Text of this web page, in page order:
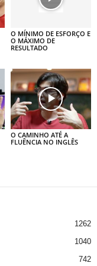
O MÍNIMO DE ESFORÇO E
O MÁXIMO DE
RESULTADO
O CAMINHO ATÉ A
FLUÊNCIA NO INGLÊS
1262
1040
742